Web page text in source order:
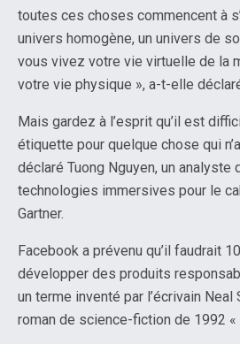
toutes ces choses commencent à
univers homogène, un univers de
vous vivez votre vie virtuelle de la
votre vie physique », a-t-elle
Mais gardez à l’esprit qu’il est
étiquette pour quelque chose qui
déclaré Tuong Nguyen, un analyste
technologies immersives pour le
Gartner.
Facebook a prévenu qu’il faudrait
développer des produits
un terme inventé par l’écrivain
roman de science-fiction de 1992 «